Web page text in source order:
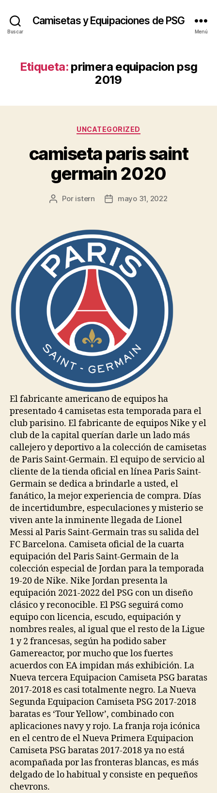
Buscar
Camisetas y Equipaciones de PSG
Menú
Etiqueta: primera equipacion psg
2019
Categorías
UNCATEGORIZED
camiseta paris saint
germain 2020
Autor
entrada
Por istern
Fecha
entrada
mayo 31, 2022
El fabricante americano de equipos ha
presentado 4 camisetas esta temporada para el
club parisino. El fabricante de equipos Nike y el
club de la capital querían darle un lado más
callejero y deportivo a la colección de camisetas
de Paris Saint-Germain. El equipo de servicio al
cliente de la tienda oficial en línea Paris Saint-
Germain se dedica a brindarle a usted, el
fanático, la mejor experiencia de compra. Días
de incertidumbre, especulaciones y misterio se
viven ante la inminente llegada de Lionel
Messi al Paris Saint-Germain tras su salida del
FC Barcelona. Camiseta oficial de la cuarta
equipación del Paris Saint-Germain de la
colección especial de Jordan para la temporada
19-20 de Nike. Nike Jordan presenta la
equipación 2021-2022 del PSG con un diseño
clásico y reconocible. El PSG seguirá como
equipo con licencia, escudo, equipación y
nombres reales, al igual que el resto de la Ligue
1 y 2 francesas, según ha podido saber
Gamereactor, por mucho que los fuertes
acuerdos con EA impidan más exhibición. La
Nueva tercera Equipacion Camiseta PSG baratas
2017-2018 es casi totalmente negro. La Nueva
Segunda Equipacion Camiseta PSG 2017-2018
baratas es ‘Tour Yellow’, combinado con
aplicaciones navy y rojo. La franja roja icónica
en el centro de el Nueva Primera Equipacion
Camiseta PSG baratas 2017-2018 ya no está
acompañada por las fronteras blancas, es más
delgado de lo habitual y consiste en pequeños
chevrons.